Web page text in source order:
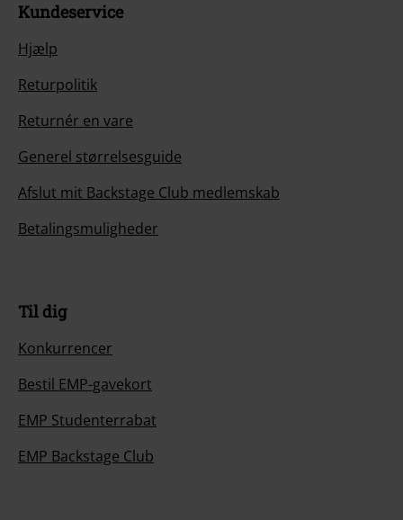
Kundeservice
Hjælp
Returpolitik
Returnér en vare
Generel størrelsesguide
Afslut mit Backstage Club medlemskab
Betalingsmuligheder
Til dig
Konkurrencer
Bestil EMP-gavekort
EMP Studenterrabat
EMP Backstage Club